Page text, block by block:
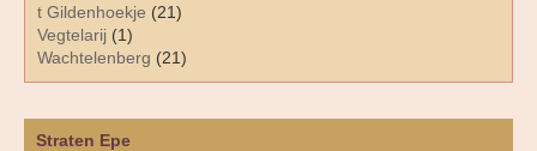
Straten Epe
t Gildenhoekje (21)
Vegtelarij (1)
Wachtelenberg (21)